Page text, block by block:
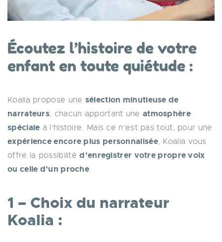
Écoutez l’histoire de votre
enfant en toute quiétude :
Koalia propose une sélection minutieuse de
narrateurs, chacun apportant une atmosphère
spéciale à l’histoire. Mais ce n’est pas tout, pour une
expérience encore plus personnalisée, Koalia vous
offre la possibilitéd’enregistrer votre propre voix
ou celle d’un proche.
1 – Choix du narrateur
Koalia :